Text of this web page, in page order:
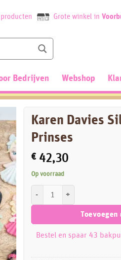
Grote winkel in
Bedrijven Webshop
Karen Davies
Prinses
€42,30
Op voorraad
Bestel en spaar 43